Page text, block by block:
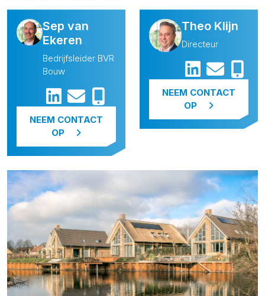
Sep van
Ekeren
Bedrijfsleider BVR
Bouw
NEEM CONTACT
OP
Theo Klijn
Directeur
NEEM CONTACT
OP